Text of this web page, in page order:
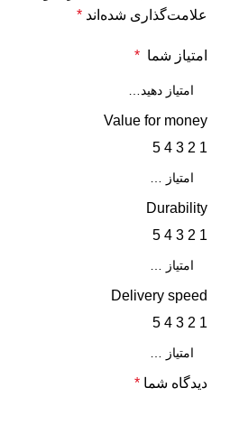
علامت‌گذاری شده‌اند *
امتیاز شما *
Value for money
1
2
3
4
5
Durability
1
2
3
4
5
Delivery speed
1
2
3
4
5
دیدگاه شما *